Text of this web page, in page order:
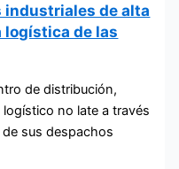
industriales de alta
logística de las
de distribución,
no late a través
sus despachos